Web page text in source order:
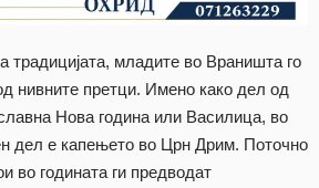
традицијата, младите во Враништа го
нивните претци. Имено како дел од
Нова година или Василица, во
дел е капењето во Црн Дрим. Поточно
во годината ги предводат